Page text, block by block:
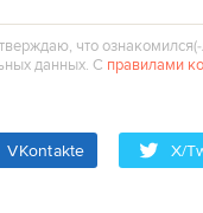
что
данных. С правилами
VKontakte X/